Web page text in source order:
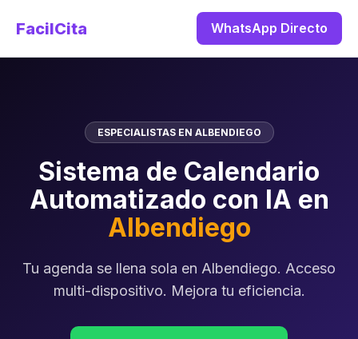
FacilCita WhatsApp Directo
ESPECIALISTAS EN ALBENDIEGO
Sistema de Calendario
Automatizado con IA en
Albendiego
Tu agenda se llena sola en Albendiego. Acceso
multi-dispositivo. Mejora tu eficiencia.